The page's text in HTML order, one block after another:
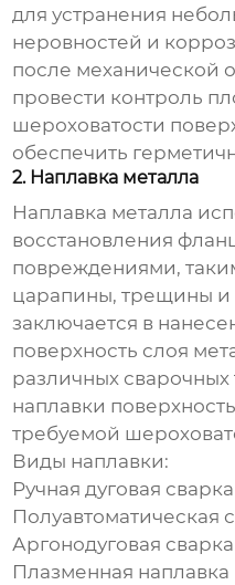
для устранения
неровностей и
после механической
провести контроль
шероховатости
обеспечить
2. Наплавка металла
Наплавка металла
восстановления
повреждениями,
царапины, трещины и
заключается в
поверхность слоя
различных
наплавки
требуемой
Виды наплавки:
Ручная дуговая
Полуавтоматическая
Аргонодуговая сварка
Плазменная наплавка